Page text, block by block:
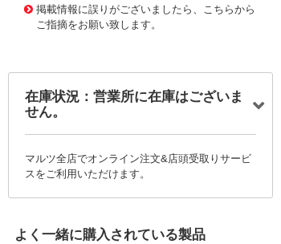
掲載情報に誤りがございましたら、こちらから
ご指摘をお願い致します。
在庫状況：営業所に在庫はございま
せん。
マルツ全店でオンライン注文&店頭受取りサービ
スをご利用いただけます。
よく一緒に購入されている製品